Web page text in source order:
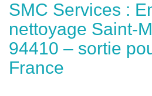
SMC Services :
nettoyage Saint-
94410 – sortie
France